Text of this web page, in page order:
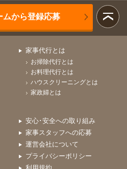
ムから登録応募
家事代行とは
お掃除代行とは
お料理代行とは
ハウスクリーニングとは
家政婦とは
安心･安全への取り組み
家事スタッフへの応募
運営会社について
プライバシーポリシー